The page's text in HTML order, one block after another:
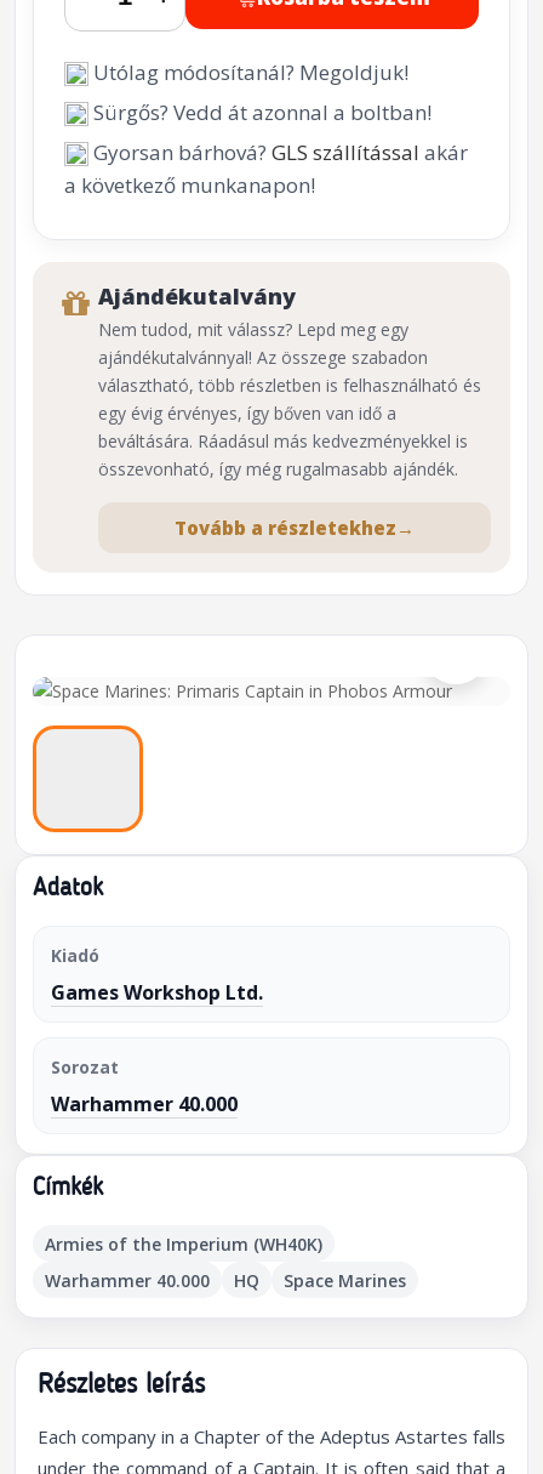
⌕
Adatok
Kiadó
Games Workshop Ltd.
Sorozat
Warhammer 40.000
Címkék
Armies of the Imperium (WH40K)
Warhammer 40.000
HQ Space Marines
Utólag módosítanál? Megoldjuk!
Sürgős? Vedd át azonnal a boltban!
Gyorsan bárhová? GLS szállítással akár
a következő munkanapon!
Ajándékutalvány
Nem tudod, mit válassz? Lepd meg egy
ajándékutalvánnyal! Az összege szabadon
választható, több részletben is felhasználható és
egy évig érvényes, így bőven van idő a
beváltására. Ráadásul más kedvezményekkel is
összevonható, így még rugalmasabb ajándék.
Tovább a részletekhez →
Részletes leírás
Each company in a Chapter of the Adeptus Astartes falls
under the command of a Captain. It is often said that a